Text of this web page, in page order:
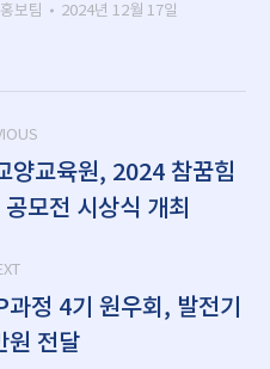
홍보팀 2024년 12월 17일
post:
양교육원, 2024 참꿈힘
모전 시상식 개최
post:
정 4기 원우회, 발전기
원 전달